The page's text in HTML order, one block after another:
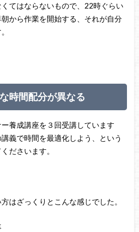
てはならないもので、22時ぐらい
から作業を開始する、それが自分
時間配分が異なる
養成講座を３回受講しています
義で時間を最適化しよう、という
ださいます。
はざっくりとこんな感じでした。